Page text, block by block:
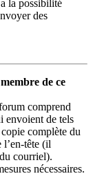
la possibilité
des
de ce
comprend
envoient de tels
complète du
tête (il
courriel).
nécessaires.